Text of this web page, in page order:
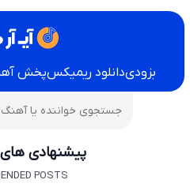
بزودیدانلود ریمیکسپخش
پیشنهادی های
POSTS